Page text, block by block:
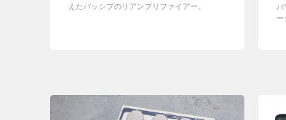
えたパッシブのリアンプリファイアー。
パ
ー